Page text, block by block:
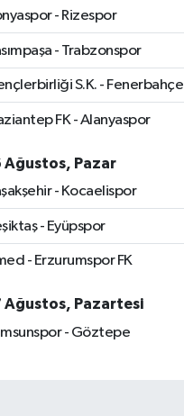
- Rizespor
- Trabzonspor
S.K. - Fenerbahçe
FK - Alanyaspor
Ağustos, Pazar
- Kocaelispor
- Eyüpspor
- Erzurumspor FK
Ağustos, Pazartesi
- Göztepe